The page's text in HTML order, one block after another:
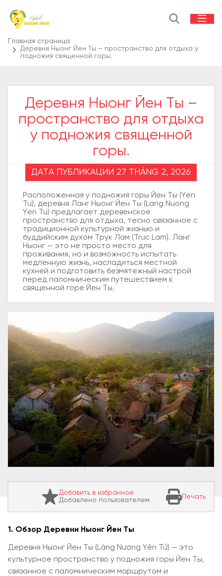
Главная страница
Деревня Ныонг Йен Ты – пространство для отдыха у
подножия священной горы.
Деревня Ныонг Йен Ты –
пространство для отдыха
у подножия священной
горы.
ДАТА ПУБЛИКАЦИИ 27 THÁNG 2, 2026
Расположенная у подножия горы Йен Ты (Yen
Tu), деревня Ланг Ныонг Йен Ты (Lang Nuong
Yen Tu) предлагает деревенское
пространство для отдыха, тесно связанное с
традиционной культурной жизнью и
буддийским духом Трук Лам (Truc Lam). Ланг
Ныонг — это не просто место для
проживания, но и возможность испытать
медленную жизнь, насладиться местной
кухней и подготовить безмятежный настрой
перед паломническим путешествием к
священной горе Йен Ты.
Добавить в избранное
Добавлено пользователем
Печать
1. Обзор Деревни Ныонг Йен Ты
Деревня Ныонг Йен Ты (Làng Nương Yên Tử) — это
культурное пространство у подножия горы Йен Ты,
связанное с паломническим маршрутом и